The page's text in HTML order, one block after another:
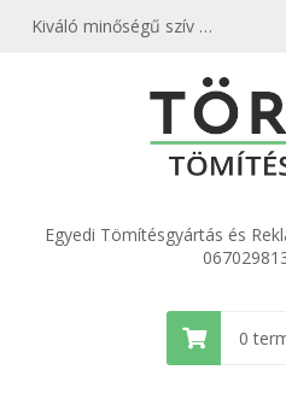
Kiváló minőségű szív formájú, áttetsző akril, műanyag kulcstartók kizárólagos gyártója
Egyedi Tömítésgyártás és
0